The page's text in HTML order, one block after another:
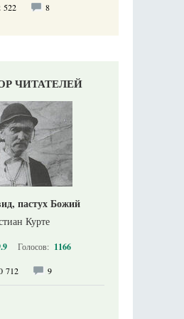
522 8
ЧИТАТЕЛЕЙ
пастух Божий
Курте
Голосов: 1166
712 9